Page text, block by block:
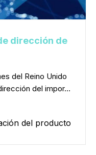
dirección de
del Reino Unido
del impor...
del producto